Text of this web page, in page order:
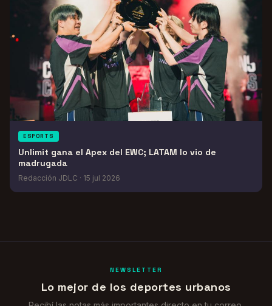
ESPORTS
Unlimit gana el Apex del EWC; LATAM lo vio de
madrugada
Redacción JDLC · 15 jul 2026
NEWSLETTER
Lo mejor de los deportes urbanos